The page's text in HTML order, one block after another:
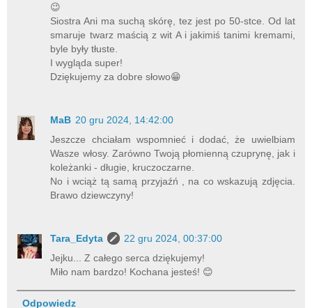
😉
Siostra Ani ma suchą skórę, tez jest po 50-stce. Od lat
smaruje twarz maścią z wit A i jakimiś tanimi kremami,
byle były tłuste.
I wygląda super!
Dziękujemy za dobre słowo😁
MaB 20 gru 2024, 14:42:00
Jeszcze chciałam wspomnieć i dodać, że uwielbiam
Wasze włosy. Zarówno Twoją płomienną czuprynę, jak i
koleżanki - długie, kruczoczarne.
No i wciąż tą samą przyjaźń , na co wskazują zdjęcia.
Brawo dziewczyny!
Tara_Edyta
22 gru 2024, 00:37:00
Jejku... Z całego serca dziękujemy!
Miło nam bardzo! Kochana jesteś! 😊
Odpowiedz